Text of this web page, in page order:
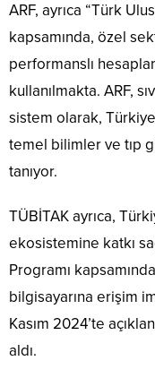
ARF, ayrıca “Türk
kapsamında, özel
performanslı
kullanılmakta. ARF,
sistem olarak,
temel bilimler ve tıp
tanıyor.
TÜBİTAK ayrıca,
ekosistemine katkı
Programı
bilgisayarına erişim
Kasım 2024’te
aldı.